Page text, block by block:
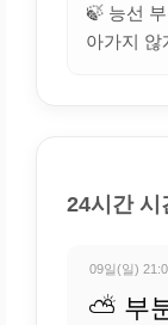
🍃 능선
아가지 않
24시간 시
09일(일)
⛅ 부